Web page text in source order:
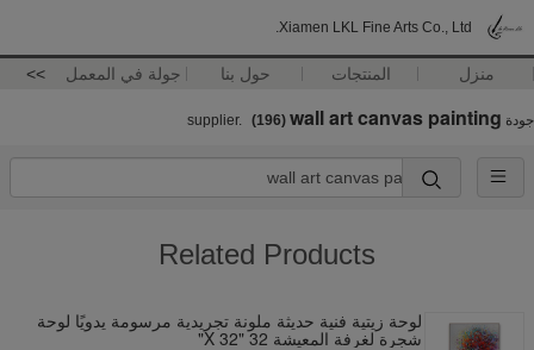
Xiamen LKL Fine Arts Co., Ltd.
منزل المنتجات حول بنا جولة في المعمل >>
جودة wall art canvas painting
(196)
Related Products
لوحة زيتية فنية حديثة ملونة تجريدية مرسومة يدويًا لوحة
شجرة لغرفة المعيشة 32 "X 32"